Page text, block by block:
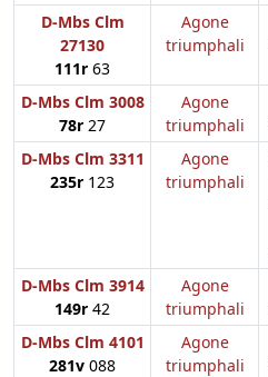
D-Mbs Clm
27130
111r 63
Agone
triumphali
D-Mbs Clm 3008
78r 27
Agone
triumphali
D-Mbs Clm 3311
235r 123
Agone
triumphali
D-Mbs Clm 3914
149r 42
Agone
triumphali
D-Mbs Clm 4101
281v 088
Agone
triumphali